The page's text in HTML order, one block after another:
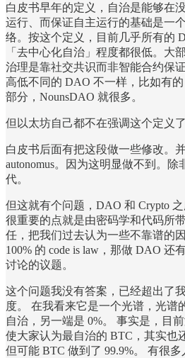
白皮书早年的定义，自治是能够在
运行、而保证自主运行的基础是一
络。按这个定义，目前几乎所有的
「去中心化自治」程度都很低。大
治理是靠社交共识而非智能合约保
高低不同的 DAO 不一样，比如有
部分，NounsDAO 就很多。
但以太坊自己都不在强调这个定义了
白皮书后面有把这段做一些修改。
autonomus。因为这明显做不到。
代。
但这就有个问题，DAO 和 Crypto
很重要的点就是由密码学和代码所
任，把我们过去认为一些不靠谱的
100% 的 code is law，那做 DAO 还
讨论的议题。
这个问题我没有答案，已经超出了
度。 在我看来它是一个光谱，光谱
自治，另一端是 0%。 事实是，目
使大家认为最自治的 BTC，其实也
但可能 BTC 做到了 99.9%。 有很